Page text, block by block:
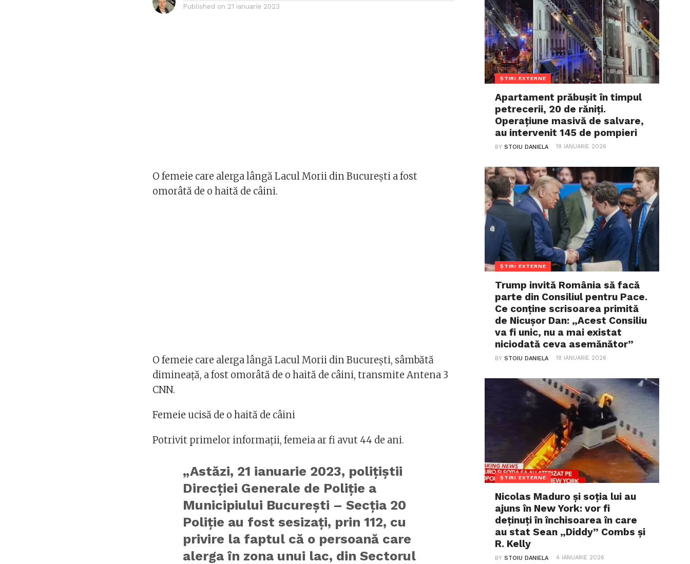
Published on 21 ianuarie 2023
O femeie care alerga lângă Lacul Morii din Bucureşti a fost
omorâtă de o haită de câini.
O femeie care alerga lângă Lacul Morii din Bucureşti, sâmbătă
dimineaţă, a fost omorâtă de o haită de câini, transmite Antena 3
CNN.
Femeie ucisă de o haită de câini
Potrivit primelor informaţii, femeia ar fi avut 44 de ani.
„Astăzi, 21 ianuarie 2023, polițiștii
Direcției Generale de Poliție a
Municipiului București – Secția 20
Poliție au fost sesizați, prin 112, cu
privire la faptul că o persoană care
alerga în zona unui lac, din Sectorul
ȘTIRI EXTERNE
Apartament prăbușit în timpul
petrecerii, 20 de răniți.
Operațiune masivă de salvare,
au intervenit 145 de pompieri
BYSTOIU DANIELA 18 IANUARIE 2026
ȘTIRI EXTERNE
Trump invită România să facă
parte din Consiliul pentru Pace.
Ce conține scrisoarea primită
de Nicușor Dan: „Acest Consiliu
va fi unic, nu a mai existat
niciodată ceva asemănător”
BYSTOIU DANIELA 18 IANUARIE 2026
ȘTIRI EXTERNE
Nicolas Maduro și soția lui au
ajuns în New York: vor fi
deținuți în închisoarea în care
au stat Sean „Diddy” Combs și
R. Kelly
BYSTOIU DANIELA 4 IANUARIE 2026